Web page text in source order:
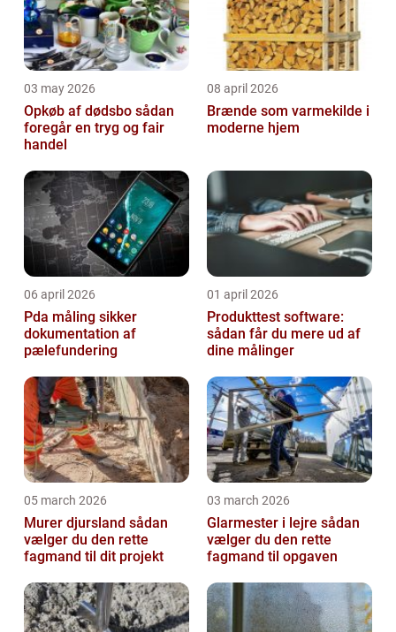
03 may 2026
Opkøb af dødsbo sådan
foregår en tryg og fair
handel
08 april 2026
Brænde som varmekilde i
moderne hjem
06 april 2026
Pda måling sikker
dokumentation af
pælefundering
01 april 2026
Produkttest software:
sådan får du mere ud af
dine målinger
05 march 2026
Murer djursland sådan
vælger du den rette
fagmand til dit projekt
03 march 2026
Glarmester i lejre sådan
vælger du den rette
fagmand til opgaven